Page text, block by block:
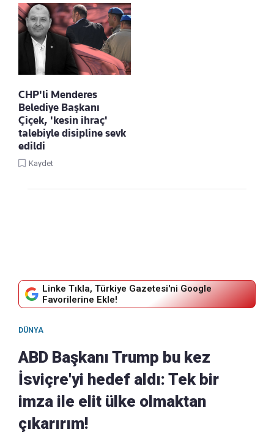
CHP'li Menderes
Belediye Başkanı
Çiçek, 'kesin ihraç'
talebiyle disipline sevk
edildi
Kaydet
Linke Tıkla, Türkiye Gazetesi'ni Google
Favorilerine Ekle!
DÜNYA
ABD Başkanı Trump bu kez
İsviçre'yi hedef aldı: Tek bir
imza ile elit ülke olmaktan
çıkarırım!